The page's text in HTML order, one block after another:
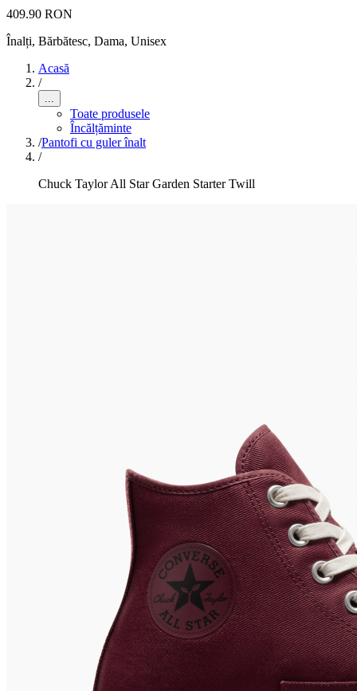
409.90 RON
Înalți, Bărbătesc, Dama, Unisex
Acasă
/
...
Toate produsele
Încălțăminte
/Pantofi cu guler înalt
/
Chuck Taylor All Star Garden Starter Twill